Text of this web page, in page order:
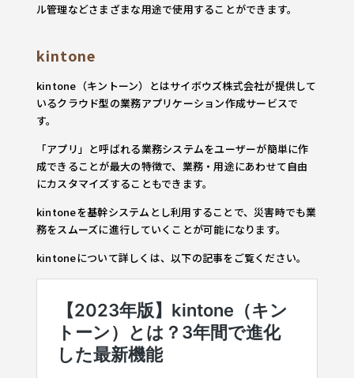
ル管理などさまざまな用途で使用することができます。
kintone
kintone（キントーン）とはサイボウズ株式会社が提供して
いるクラウド型の業務アプリケーション作成サービスで
す。
「アプリ」と呼ばれる業務システムをユーザーが簡単に作
成できることが最大の特徴で、業務・用途にあわせて自由
にカスタマイズすることもできます。
kintoneを基幹システムとし利用することで、災害時でも業
務をスムーズに進行していくことが可能になります。
kintoneについて詳しくは、以下の記事をご覧ください。